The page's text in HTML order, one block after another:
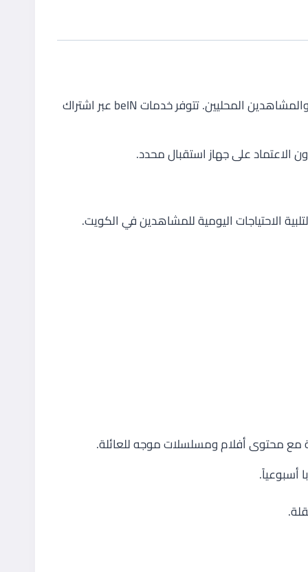
beIN هو الخيار الأساسي للمحتوى الرياضي والترفيهي في الكويت. يعزز وجوده عبر باقات وقنوات حية تلبي احتياجات الأسر والمشاهدين المحليين. تتوفر خدمات beIN عبر اشتراك
الاحتياجات اليومية للمشاهدين في الكويت.
مع محتوى أفلام ومسلسلات موجه للعائلة.
أسبوعياً.